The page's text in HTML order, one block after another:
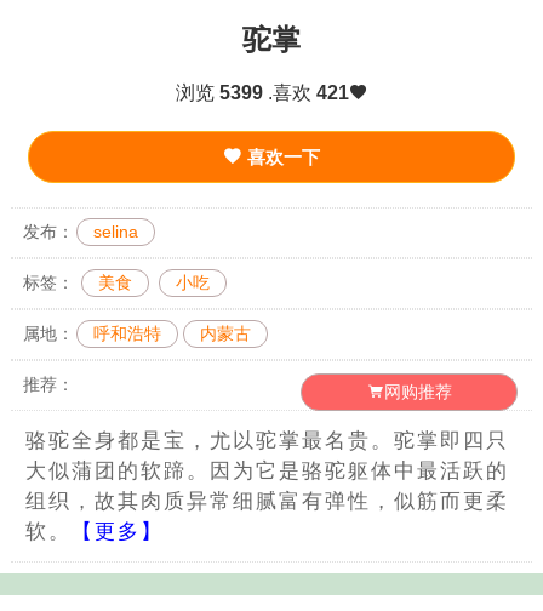
驼掌
浏览 5399.喜欢 421
喜欢一下
发布： selina
标签： 美食 小吃
属地： 呼和浩特 内蒙古
推荐： 网购推荐
骆驼全身都是宝，尤以驼掌最名贵。驼掌即四只
大似蒲团的软蹄。因为它是骆驼躯体中最活跃的
组织，故其肉质异常细腻富有弹性，似筋而更柔
软。
【更多】